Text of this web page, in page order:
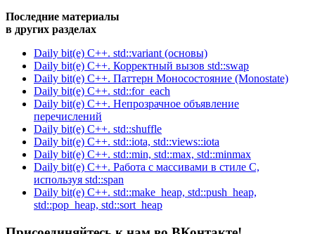
Последние материалы
в других разделах
Daily bit(e) C++. std::variant (основы)
Daily bit(e) C++. Корректный вызов std::swap
Daily bit(e) C++. Паттерн Моносостояние (Monostate)
Daily bit(e) C++. std::for_each
Daily bit(e) C++. Непрозрачное объявление
перечислений
Daily bit(e) C++. std::shuffle
Daily bit(e) C++. std::iota, std::views::iota
Daily bit(e) C++. std::min, std::max, std::minmax
Daily bit(e) C++. Работа с массивами в стиле C,
используя std::span
Daily bit(e) C++. std::make_heap, std::push_heap,
std::pop_heap, std::sort_heap